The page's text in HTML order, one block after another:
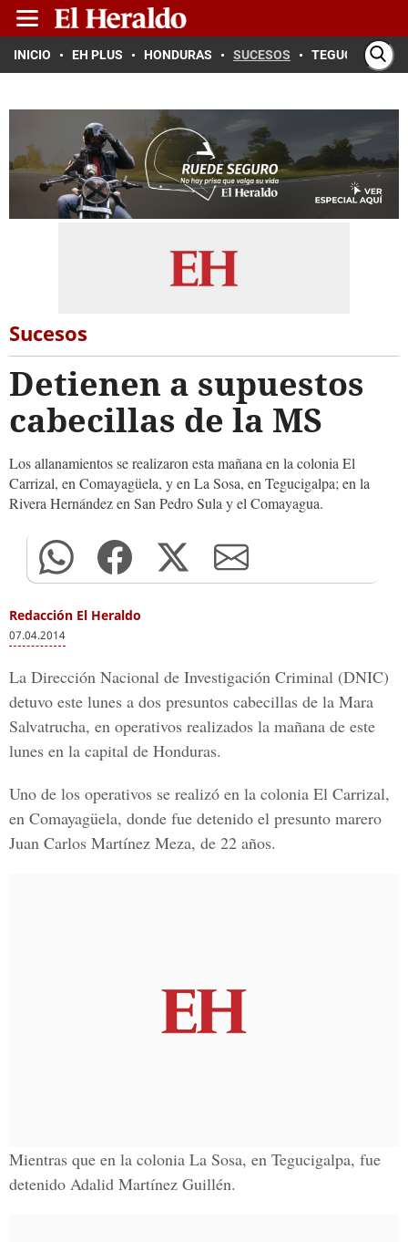
INICIO EH PLUS HONDURAS SUCESOS TEGUCIGALPA
Sucesos
Detienen a supuestos
cabecillas de la MS
Los allanamientos se realizaron esta mañana en la colonia El
Carrizal, en Comayagüela, y en La Sosa, en Tegucigalpa; en la
Rivera Hernández en San Pedro Sula y el Comayagua.
Redacción El Heraldo
07.04.2014
La Dirección Nacional de Investigación Criminal (DNIC)
detuvo este lunes a dos presuntos cabecillas de la Mara
Salvatrucha, en operativos realizados la mañana de este
lunes en la capital de Honduras.
Uno de los operativos se realizó en la colonia El Carrizal,
en Comayagüela, donde fue detenido el presunto marero
Juan Carlos Martínez Meza, de 22 años.
Mientras que en la colonia La Sosa, en Tegucigalpa, fue
detenido Adalid Martínez Guillén.